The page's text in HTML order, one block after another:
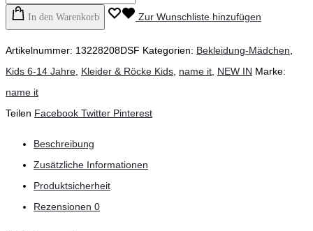
In den Warenkorb Zur Wunschliste hinzufügen
Artikelnummer: 13228208DSF Kategorien: Bekleidung-Mädchen,
Kids 6-14 Jahre, Kleider & Röcke Kids, name it, NEW IN Marke:
name it
Teilen Facebook Twitter Pinterest
Beschreibung
Zusätzliche Informationen
Produktsicherheit
Rezensionen 0